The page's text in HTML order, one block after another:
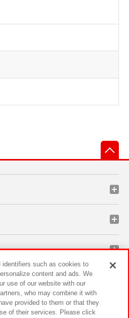
identifiers such as cookies to
content and ads. We
use of our website with our
who may combine it with
provided to them or that they
of their services. Please click